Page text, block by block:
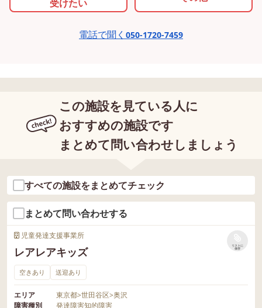
受けたい
電話で聞く 050-1720-7459
この施設を見ている人に
おすすめの施設です
まとめて問い合わせしましょう
すべての施設をまとめてチェック
まとめて問い合わせする
児童発達支援事業所
レアレアキッズ
リストに
保存
空きあり 送迎あり
エリア 東京都>世田谷区>奥沢
障害種別
発達障害知的障害